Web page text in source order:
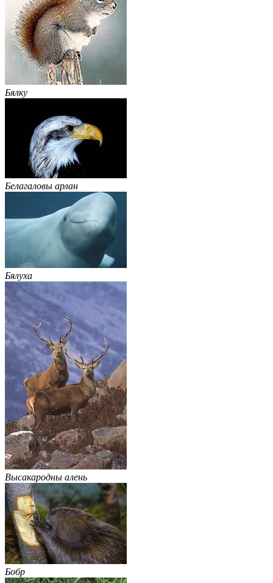
Бялку
Белагаловы арлан
Бялуха
Высакародны алень
Бобр